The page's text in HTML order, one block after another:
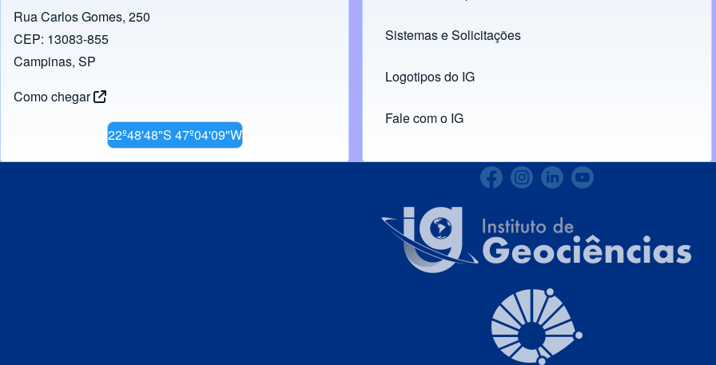
Rua Carlos Gomes, 250
CEP: 13083-855
Campinas, SP
Como chegar
22º48'48"S 47º04'09"W
Links
Sistemas e Solicitações
(opens in new tab)
Logotipos do IG
(opens in new tab)
Fale com o IG